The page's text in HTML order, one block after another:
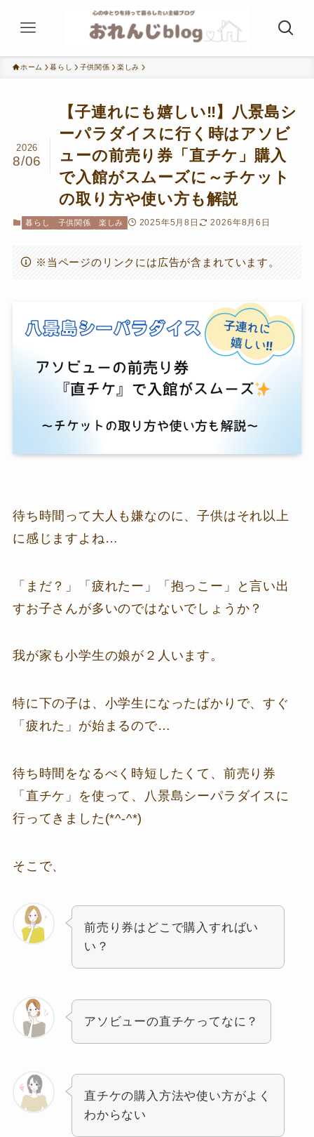
ホーム 暮らし 子供関係 楽しみ
【子連れにも嬉しい‼】八景島シ
ーパラダイスに行く時はアソビ
ューの前売り券「直チケ」購入
で入館がスムーズに～チケット
の取り方や使い方も解説
2026
8/06
暮らし 子供関係 楽しみ 2025年5月8日 2026年8月6日
※当ページのリンクには広告が含まれています。
待ち時間って大人も嫌なのに、子供はそれ以上
に感じますよね…
「まだ？」「疲れたー」「抱っこー」と言い出
すお子さんが多いのではないでしょうか？
我が家も小学生の娘が２人います。
特に下の子は、小学生になったばかりで、すぐ
「疲れた」が始まるので…
待ち時間をなるべく時短したくて、前売り券
「直チケ」を使って、八景島シーパラダイスに
行ってきました(*^-^*)
そこで、
前売り券はどこで購入すればい
い？
アソビューの直チケってなに？
直チケの購入方法や使い方がよく
わからない